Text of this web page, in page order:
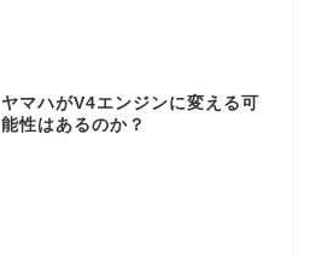
ヤマハがV4エンジンに変える可
能性はあるのか？